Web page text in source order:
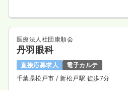
医療法人社団康順会
丹羽眼科
直接応募求人
電子カルテ
千葉県松戸市 / 新松戸駅 徒歩7分